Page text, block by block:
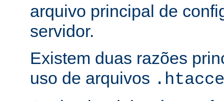
arquivo principal de
servidor.
Existem duas razões
uso de arquivos